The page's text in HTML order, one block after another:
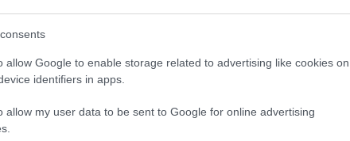
allow Google to enable storage related to advertising like cookies on
identifiers in apps.
allow my user data to be sent to Google for online advertising
Premio di Monaco 2026
2026 è ricco di appuntamenti che
Ecco cosa ti aspetta: